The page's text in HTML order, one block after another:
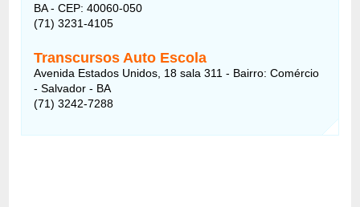
BA - CEP: 40060-050
(71) 3231-4105
Transcursos Auto Escola
Avenida Estados Unidos, 18 sala 311 - Bairro: Comércio
- Salvador - BA
(71) 3242-7288